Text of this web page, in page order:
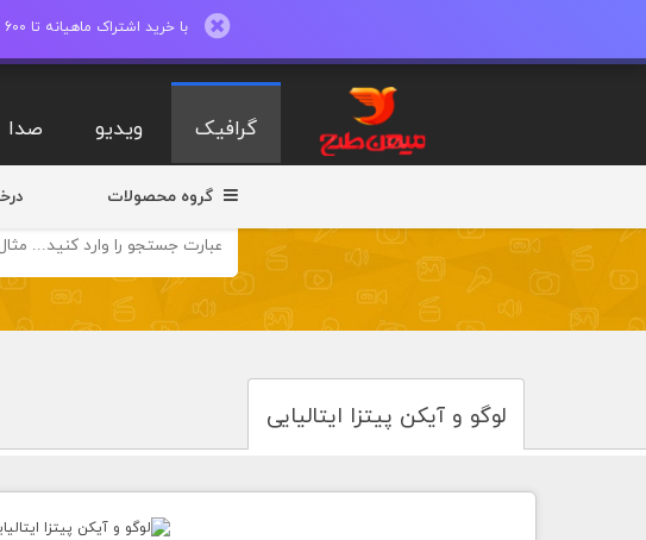
با خرید اشتراک ماهیانه تا 600 طرح لایه باز، وکتور، عکس، فایل های ویدیو وصدا دانلود کنید.
گرافیک ویدیو صدا
گروه محصولات
لوگو و آیکن پیتزا ایتالیایی